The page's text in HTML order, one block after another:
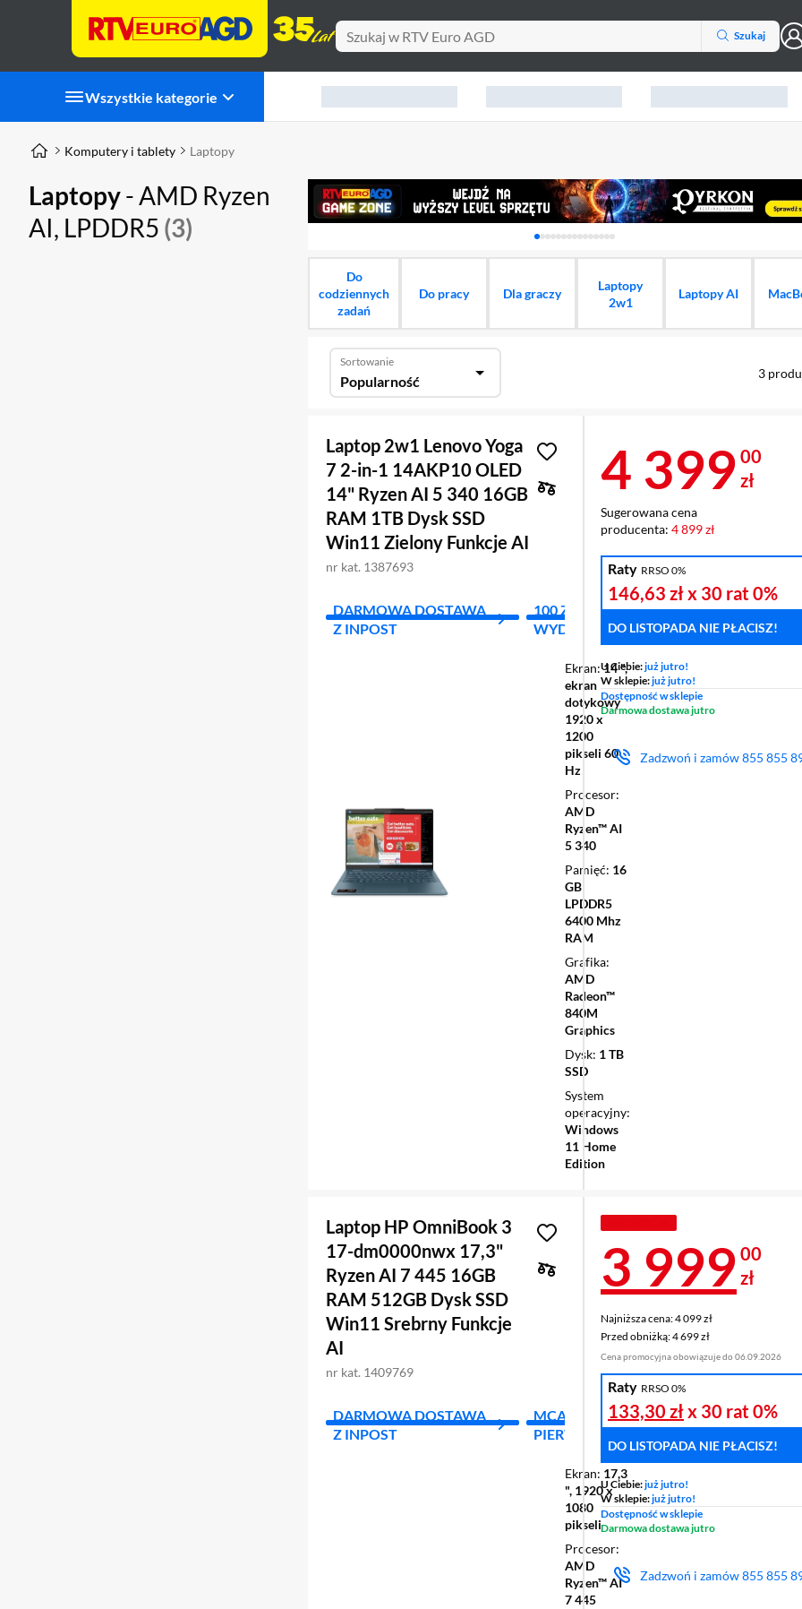
Szukaj
Wszystkie kategorie
Karuzela z banerami, aktualny element 1 z 15
Komputery i tablety Laptopy
Laptopy- AMD Ryzen
AI, LPDDR5 (3)
Do
codziennych
zadań
Do pracy Dla graczy
Laptopy
2w1
Laptopy AI
Sortowanie
Popularność 3
Laptop 2w1 Lenovo Yoga
7 2-in-1 14AKP10 OLED
14" Ryzen AI 5 340 16GB
RAM 1TB Dysk SSD
Win11 Zielony Funkcje AI
nr kat. 1387693
DARMOWA DOSTAWA
Z INPOST
100 ZŁ ZA KAŻDE
WYDANE 1000 ZŁ
PIĄTY
ZŁ!
Ekran 14 ",
ekran
dotykowy
1920 x
1200
pikseli 60
Hz
Procesor
AMD
Ryzen™ AI
5 340
Pamięć 16
GB
LPDDR5
6400 Mhz
RAM
Grafika
AMD
Radeon™
840M
Graphics
Dysk 1 TB
SSD
System
operacyjny
Windows
11 Home
Edition
Cena 4
4 399 00
zł
Sugerowana cena
producenta: 4 899 zł
Raty RRSO 0%
146,63 złx 30 rat0%
DO LISTOPADA NIE PŁACISZ!
U Ciebie:już jutro!
W sklepie:już jutro!
Dostępność w sklepie
Darmowa dostawa jutro
Zadzwoń i zamów855 855
Laptop HP OmniBook 3
17-dm0000nwx 17,3"
Ryzen AI 7 445 16GB
RAM 512GB Dysk SSD
Win11 Srebrny Funkcje
AI
nr kat. 1409769
DARMOWA DOSTAWA
Z INPOST
MCAFEE - 1 ZŁ ZA
PIERWSZY MIES.
Ekran 17,3
", 1920 x
1080
pikseli
Procesor
AMD
Ryzen™ AI
7 445
Cena 3
3 999 00
zł
Najniższa cena: 4 099 zł
Najniższa cena:4 099 zł
Przed obniżką: 4 699 zł
Przed obniżką:4 699 zł
Cena promocyjna obowiązuje do 06.09.2026
Raty RRSO 0%
133,30 złx 30 rat0%
DO LISTOPADA NIE PŁACISZ!
U Ciebie:już jutro!
W sklepie:już jutro!
Dostępność w sklepie
Darmowa dostawa jutro
Zadzwoń i zamów855 855